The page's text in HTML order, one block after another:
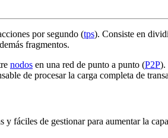
por segundo (tps). Consiste en
fragmentos.
nodos en una red de punto a punto (P2P).
de procesar la carga completa de
fáciles de gestionar para aumentar la